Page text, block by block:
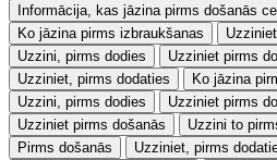
Informācija, kas jāzina pirms došanās
Ko jāzina pirms izbraukšanas
Uzzini, pirms dodies
Uzziniet pirms
Uzziniet, pirms dodaties
Ko jāzina
Uzzini, pirms dodies
Uzziniet pirms
Uzziniet pirms došanās
Uzzini to
Pirms došanās
Uzziniet, pirms